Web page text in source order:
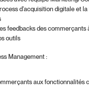
d'acquisition digitale et la
feedbacks des commerçants
outils
Management :
aux fonctionnalités